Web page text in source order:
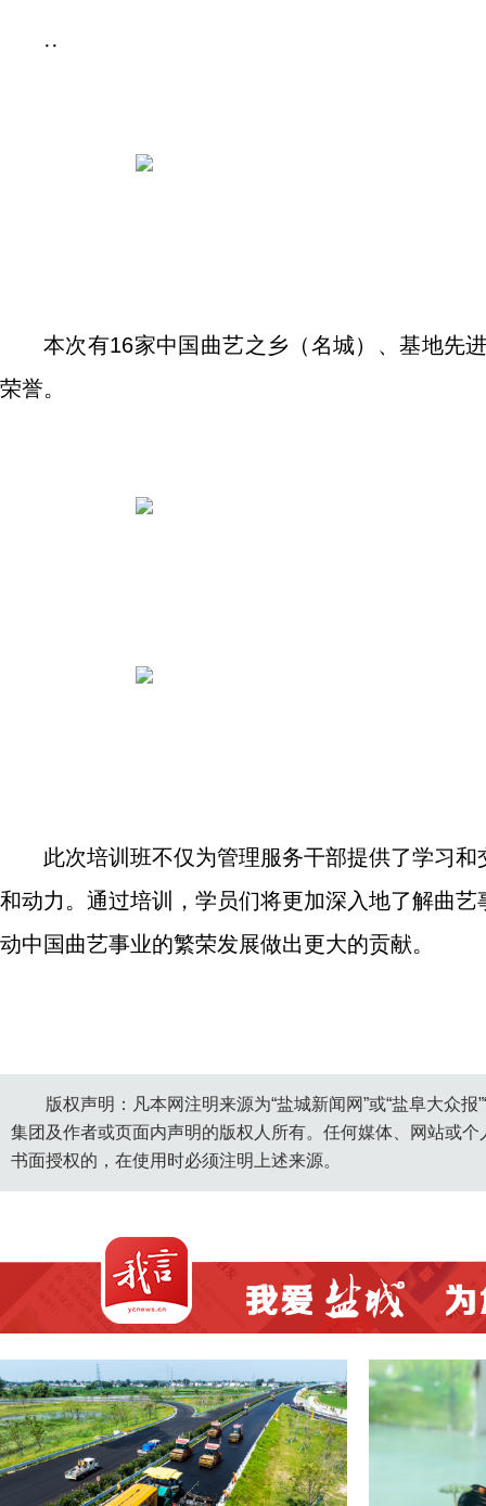
··
本次有16家中国曲艺之乡（名城）、基地先
荣誉。
此次培训班不仅为管理服务干部提供了学习
和动力。通过培训，学员们将更加深入地了解曲
动中国曲艺事业的繁荣发展做出更大的贡献。
版权声明：凡本网注明来源为“盐城新闻网”或“盐阜大众
集团及作者或页面内声明的版权人所有。任何媒体、网站或
书面授权的，在使用时必须注明上述来源。